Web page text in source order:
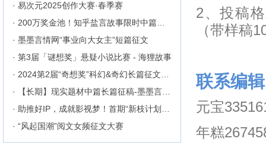
· 易次元2025创作大赛·春季赛
· 墨墨言情网“事业向大女主”短篇征文
· 第3届「谜想奖」悬疑小说比赛 - 海狸故事
· “风起国潮”阅文女频征文大赛
2、投稿
（带样稿
联系编辑
元宝
年糕